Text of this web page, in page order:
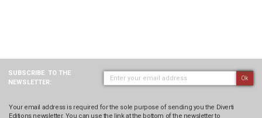
SUBSCRIBE TO THE
NEWSLETTER:
Ok
Your email address is required for the sole purpose of sending you the Diverti
Editions newsletter. You can use the link at the bottom of the newsletter to